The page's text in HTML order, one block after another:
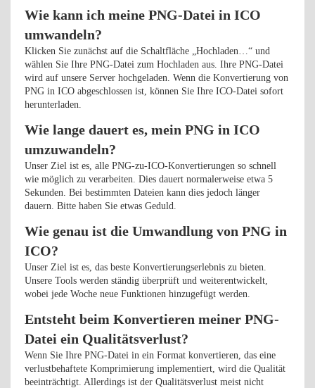
Wie kann ich meine PNG-Datei in ICO
umwandeln?
Klicken Sie zunächst auf die Schaltfläche „Hochladen…“ und
wählen Sie Ihre PNG-Datei zum Hochladen aus. Ihre PNG-Datei
wird auf unsere Server hochgeladen. Wenn die Konvertierung von
PNG in ICO abgeschlossen ist, können Sie Ihre ICO-Datei sofort
herunterladen.
Wie lange dauert es, mein PNG in ICO
umzuwandeln?
Unser Ziel ist es, alle PNG-zu-ICO-Konvertierungen so schnell
wie möglich zu verarbeiten. Dies dauert normalerweise etwa 5
Sekunden. Bei bestimmten Dateien kann dies jedoch länger
dauern. Bitte haben Sie etwas Geduld.
Wie genau ist die Umwandlung von PNG in
ICO?
Unser Ziel ist es, das beste Konvertierungserlebnis zu bieten.
Unsere Tools werden ständig überprüft und weiterentwickelt,
wobei jede Woche neue Funktionen hinzugefügt werden.
Entsteht beim Konvertieren meiner PNG-
Datei ein Qualitätsverlust?
Wenn Sie Ihre PNG-Datei in ein Format konvertieren, das eine
verlustbehaftete Komprimierung implementiert, wird die Qualität
beeinträchtigt. Allerdings ist der Qualitätsverlust meist nicht